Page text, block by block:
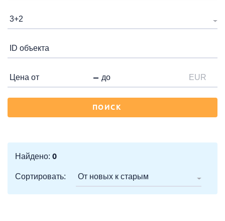
3+2
EUR
ПОИСК
Найдено: 0
Сортировать: От новых к старым